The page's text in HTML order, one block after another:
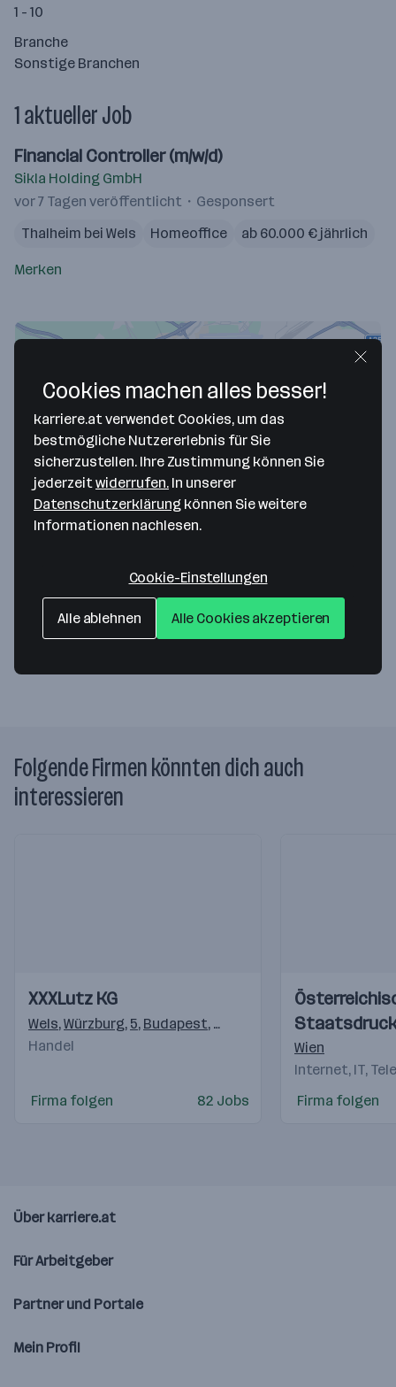
1 - 10
Branche
Sonstige Branchen
1 aktueller Job
Financial Controller (m/w/d)
Sikla Holding GmbH
vor 7 Tagen veröffentlicht
Gesponsert
Thalheim bei Wels
Homeoffice ab 60.000 € jährlich
Merken
Map data ©2026 Google
4600 Thalheim bei Wels— Route berechnen
Webseite
Folgende Firmen könnten dich auch
interessieren
Videos
Einblicke
Einblicke
XXXLutz KG
Wels,Würzburg, 5, Budapest, Ljubljana Reka,Rothrist,
Handel
Firma folgen 82 Jobs
Videos
Einblicke
Einblicke
(OeSD)
Wien
Internet, IT,
Firma folgen
Über karriere.at
Für Arbeitgeber
Partner und Portale
Mein Profil
Cookies machen alles besser!
karriere.at verwendet Cookies, um das
bestmögliche Nutzererlebnis für Sie
sicherzustellen. Ihre Zustimmung können Sie
jederzeit widerrufen. In unserer
Datenschutzerklärung können Sie weitere
Informationen nachlesen.
Cookie-Einstellungen
Alle ablehnen Alle Cookies akzeptieren